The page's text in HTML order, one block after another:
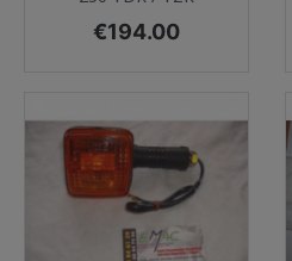
Price
€194.00